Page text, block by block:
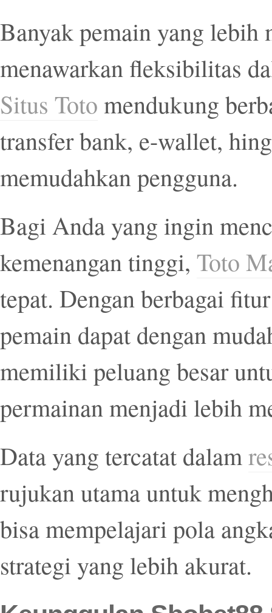
Banyak pemain yang
menawarkan fleksibilitas
Situs Toto mendukung
transfer bank, e-wallet,
memudahkan pengguna.
Bagi Anda yang ingin
kemenangan tinggi, Toto
tepat. Dengan berbagai
pemain dapat dengan
memiliki peluang besar
permainan menjadi lebih
Data yang tercatat dalam
rujukan utama untuk
bisa mempelajari pola
strategi yang lebih akurat.